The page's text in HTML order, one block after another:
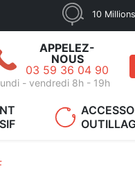
10
APPELEZ-
NOUS
03 59 36 04 90
- vendredi 8h - 19h